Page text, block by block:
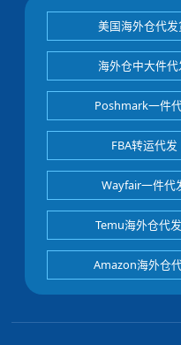
美国海外仓代发
海外仓中大件代
Poshmark一件
FBA转运代发
Wayfair一件代
Temu海外仓代
Amazon海外仓